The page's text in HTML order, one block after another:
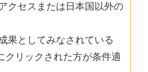
クセスまたは日本国以外の
果としてみなされている
クリックされた方が条件適